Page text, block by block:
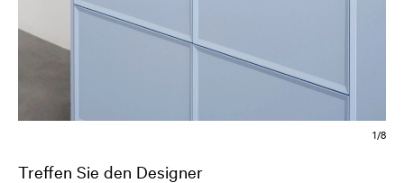
2/8
Treffen Sie den Designer